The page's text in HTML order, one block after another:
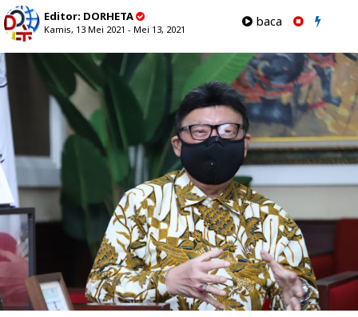
Editor: DORHETA
Kamis, 13 Mei 2021 - Mei 13, 2021
baca